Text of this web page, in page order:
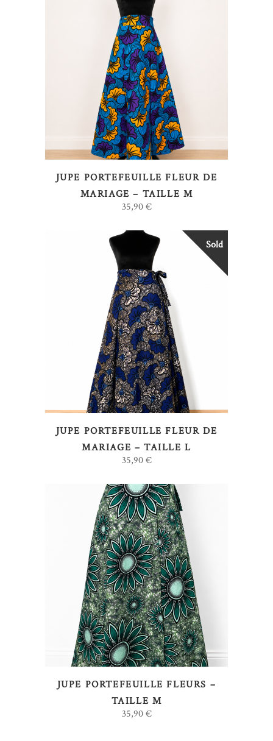
AJOUTER AU PANIER
JUPE PORTEFEUILLE FLEUR DE
MARIAGE – TAILLE M
35,90€
Sold
LIRE LA SUITE
JUPE PORTEFEUILLE FLEUR DE
MARIAGE – TAILLE L
35,90€
AJOUTER AU PANIER
JUPE PORTEFEUILLE FLEURS –
TAILLE M
35,90€